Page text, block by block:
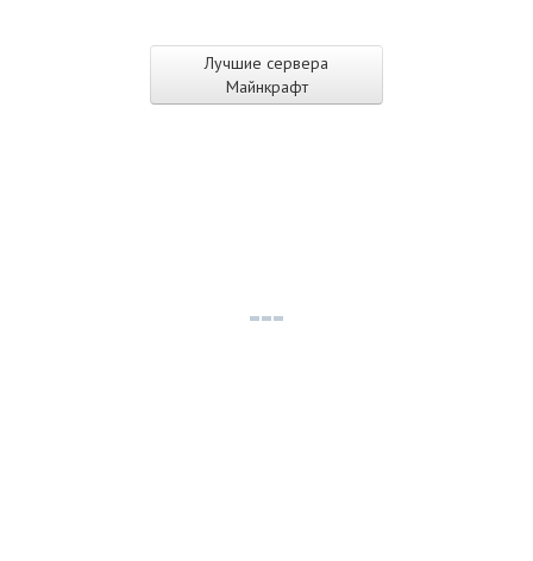
Лучшие сервера
Майнкрафт